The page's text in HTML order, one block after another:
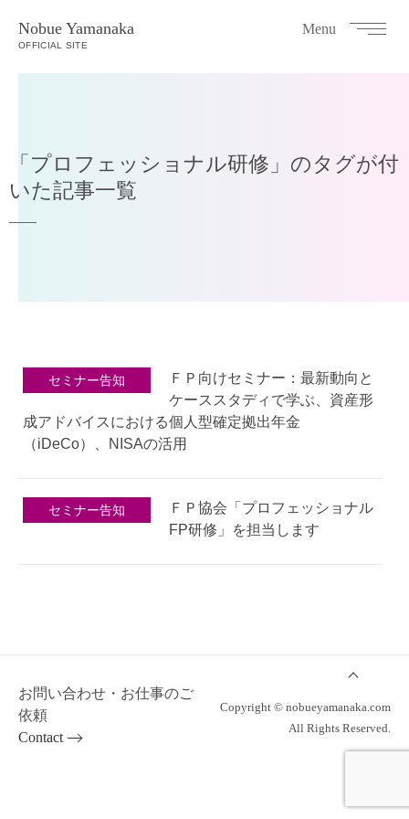
Nobue Yamanaka
OFFICIAL SITE
Menu
「プロフェッショナル研修」のタグが付
いた記事一覧
セミナー告知
ＦＰ向けセミナー：最新動向と
ケーススタディで学ぶ、資産形
成アドバイスにおける個人型確定拠出年金
（iDeCo）、NISAの活用
セミナー告知
ＦＰ協会「プロフェッショナル
FP研修」を担当します
お問い合わせ・お仕事のご
依頼
Contact
Copyright © nobueyamanaka.com
All Rights Reserved.